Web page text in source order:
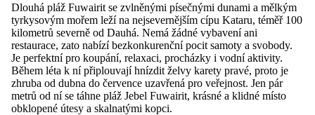
Dlouhá pláž Fuwairit se zvlněnými písečnými dunami a mělkým
tyrkysovým mořem leží na nejsevernějším cípu Kataru, téměř 100
kilometrů severně od Dauhá. Nemá žádné vybavení ani
restaurace, zato nabízí bezkonkurenční pocit samoty a svobody.
Je perfektní pro koupání, relaxaci, procházky i vodní aktivity.
Během léta k ní připlouvají hnízdit želvy karety pravé, proto je
zhruba od dubna do července uzavřená pro veřejnost. Jen pár
metrů od ní se táhne pláž Jebel Fuwairit, krásné a klidné místo
obklopené útesy a skalnatými kopci.